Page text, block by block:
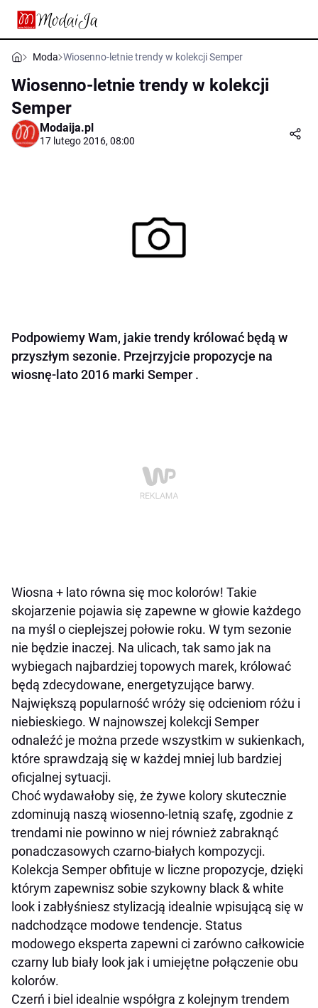
Moda Wiosenno-letnie trendy w kolekcji Semper
Wiosenno-letnie trendy w kolekcji
Semper
Modaija.pl
17 lutego 2016, 08:00
Podpowiemy Wam, jakie trendy królować będą w
przyszłym sezonie. Przejrzyjcie propozycje na
wiosnę-lato 2016 marki Semper .
Wiosna + lato równa się moc kolorów! Takie
skojarzenie pojawia się zapewne w głowie każdego
na myśl o cieplejszej połowie roku. W tym sezonie
nie będzie inaczej. Na ulicach, tak samo jak na
wybiegach najbardziej topowych marek, królować
będą zdecydowane, energetyzujące barwy.
Największą popularność wróży się odcieniom różu i
niebieskiego. W najnowszej kolekcji Semper
odnaleźć je można przede wszystkim w sukienkach,
które sprawdzają się w każdej mniej lub bardziej
oficjalnej sytuacji.
Choć wydawałoby się, że żywe kolory skutecznie
zdominują naszą wiosenno-letnią szafę, zgodnie z
trendami nie powinno w niej również zabraknąć
ponadczasowych czarno-białych kompozycji.
Kolekcja Semper obfituje w liczne propozycje, dzięki
którym zapewnisz sobie szykowny black & white
look i zabłyśniesz stylizacją idealnie wpisującą się w
nadchodzące modowe tendencje. Status
modowego eksperta zapewni ci zarówno całkowicie
czarny lub biały look jak i umiejętne połączenie obu
kolorów.
Czerń i biel idealnie współgra z kolejnym trendem